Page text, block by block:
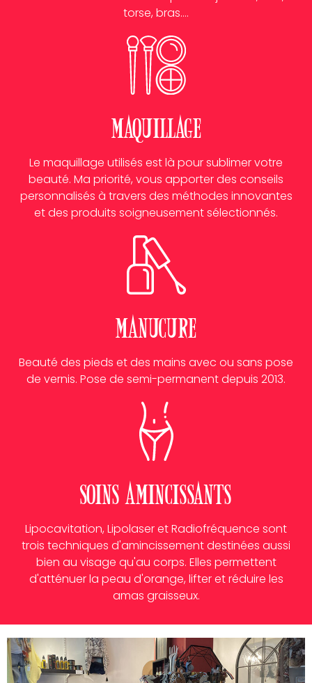
torse, bras….
Maquillage
Le maquillage utilisés est là pour sublimer votre
beauté. Ma priorité, vous apporter des conseils
personnalisés à travers des méthodes innovantes
et des produits soigneusement sélectionnés.
Manucure
Beauté des pieds et des mains avec ou sans pose
de vernis. Pose de semi-permanent depuis 2013.
Soins Amincissants
Lipocavitation, Lipolaser et Radiofréquence sont
trois techniques d'amincissement destinées aussi
bien au visage qu'au corps. Elles permettent
d'atténuer la peau d'orange, lifter et réduire les
amas graisseux.